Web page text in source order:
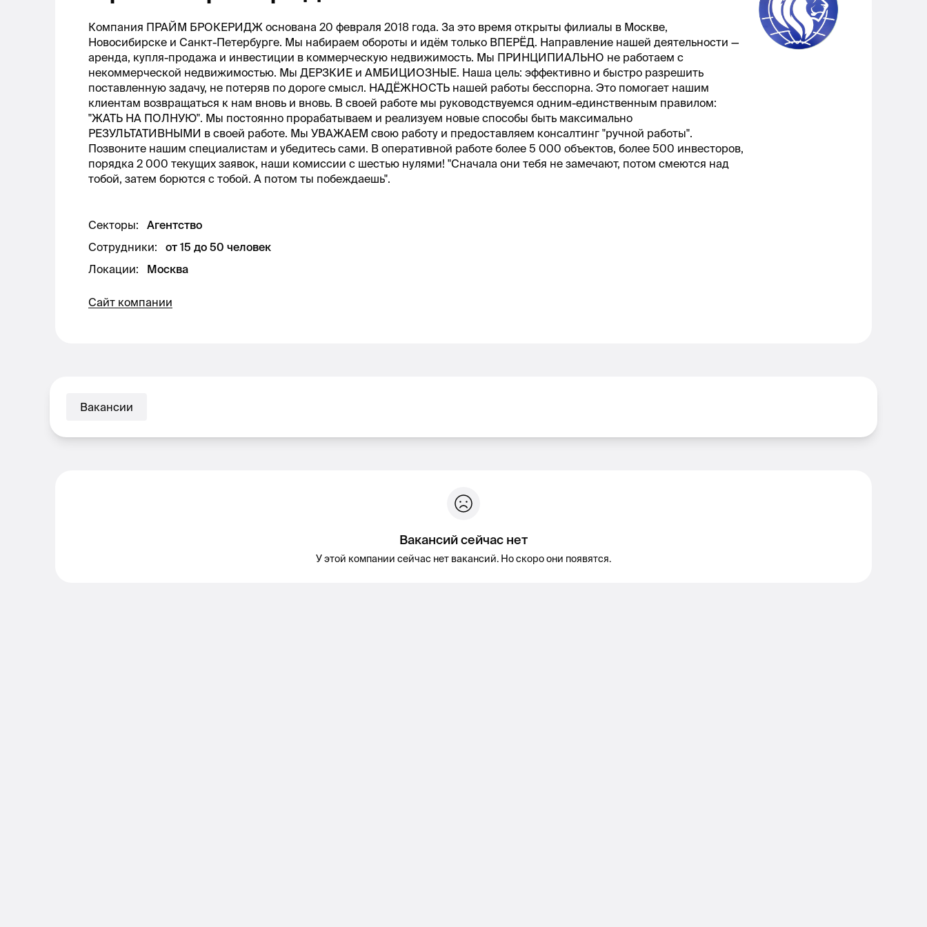
Компания ПРАЙМ БРОКЕРИДЖ основана 20 февраля 2018 года. За это время открыты филиалы в Москве,
Новосибирске и Санкт-Петербурге. Мы набираем обороты и идём только ВПЕРЁД. Направление нашей деятельности —
аренда, купля-продажа и инвестиции в коммерческую недвижимость. Мы ПРИНЦИПИАЛЬНО не работаем с
некоммерческой недвижимостью. Мы ДЕРЗКИЕ и АМБИЦИОЗНЫЕ. Наша цель: эффективно и быстро разрешить
поставленную задачу, не потеряв по дороге смысл. НАДЁЖНОСТЬ нашей работы бесспорна. Это помогает нашим
клиентам возвращаться к нам вновь и вновь. В своей работе мы руководствуемся одним-единственным правилом:
"ЖАТЬ НА ПОЛНУЮ". Мы постоянно прорабатываем и реализуем новые способы быть максимально
РЕЗУЛЬТАТИВНЫМИ в своей работе. Мы УВАЖАЕМ свою работу и предоставляем консалтинг "ручной работы".
Позвоните нашим специалистам и убедитесь сами. В оперативной работе более 5 000 объектов, более 500 инвесторов,
порядка 2 000 текущих заявок, наши комиссии с шестью нулями! "Сначала они тебя не замечают, потом смеются над
тобой, затем борются с тобой. А потом ты побеждаешь".
Секторы:
Агентство
Сотрудники:
от 15 до 50 человек
Локации: Москва
Сайт компании
Вакансии
Вакансий сейчас нет
У этой компании сейчас нет вакансий. Но скоро они появятся.